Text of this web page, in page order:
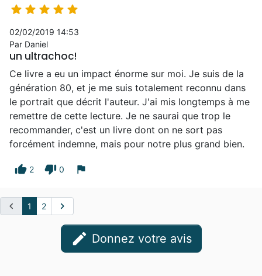
    
02/02/2019 14:53
Par Daniel
un ultrachoc!
Ce livre a eu un impact énorme sur moi. Je suis de la
génération 80, et je me suis totalement reconnu dans
le portrait que décrit l'auteur. J'ai mis longtemps à me
remettre de cette lecture. Je ne saurai que trop le
recommander, c'est un livre dont on ne sort pas
forcément indemne, mais pour notre plus grand bien.
thumb_up 2 thumb_down 0 flag
chevron_left 1 2 chevron_right
edit Donnez votre avis